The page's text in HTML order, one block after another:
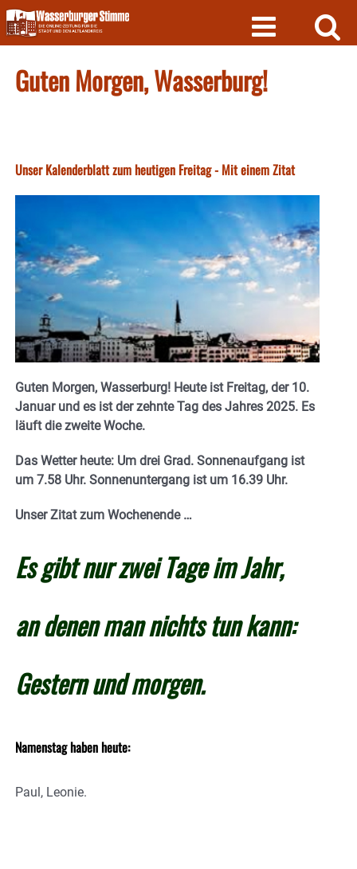
Skip
to
content
Guten Morgen, Wasserburg!
Unser Kalenderblatt zum heutigen Freitag - Mit einem Zitat
Guten Morgen, Wasserburg! Heute ist Freitag, der 10.
Januar und es ist der zehnte Tag des Jahres 2025. Es
läuft die zweite Woche.
Das Wetter heute: Um drei Grad. Sonnenaufgang ist
um 7.58 Uhr. Sonnenuntergang ist um 16.39 Uhr.
Unser Zitat zum Wochenende …
Es gibt nur zwei Tage im Jahr,
an denen man nichts tun kann:
Gestern und morgen.
Namenstag haben heute:
Paul, Leonie.